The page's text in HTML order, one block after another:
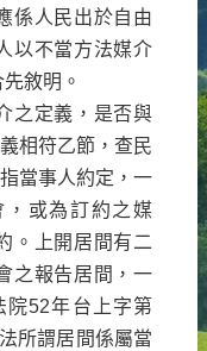
係人民出於自由
以不當方法媒介
敘明。
之定義，是否與
相符乙節，查民
當事人約定，一
，或為訂約之媒
。上開居間有二
之報告居間，一
院52年台上字第
所謂居間係屬當